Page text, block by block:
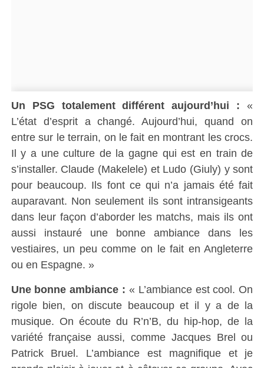
Un PSG totalement différent aujourd’hui :«
L’état d’esprit a changé. Aujourd’hui, quand on
entre sur le terrain, on le fait en montrant les crocs.
Il y a une culture de la gagne qui est en train de
s’installer. Claude (Makelele) et Ludo (Giuly) y sont
pour beaucoup. Ils font ce qui n’a jamais été fait
auparavant. Non seulement ils sont intransigeants
dans leur façon d’aborder les matchs, mais ils ont
aussi instauré une bonne ambiance dans les
vestiaires, un peu comme on le fait en Angleterre
ou en Espagne. »
Une bonne ambiance : « L’ambiance est cool. On
rigole bien, on discute beaucoup et il y a de la
musique. On écoute du R’n’B, du hip-hop, de la
variété française aussi, comme Jacques Brel ou
Patrick Bruel. L’ambiance est magnifique et je